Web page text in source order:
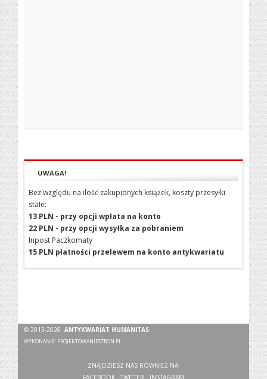
UWAGA!
Bez względu na ilość zakupionych książek, koszty przesyłki
stałe:
13 PLN - przy opcji wpłata na konto
22 PLN - przy opcji wysyłka za pobraniem
Inpost Paczkomaty
15 PLN płatności przelewem na konto antykwariatu
© 2013-2026ANTYKWARIAT HUMANITAS
WYKONANIE: PROJEKTOWANIESTRON.PL
ZNAJDZIESZ NAS RÓWNIEŻ NA:
FACEBOOK - TWITTER - INSTAGRAM